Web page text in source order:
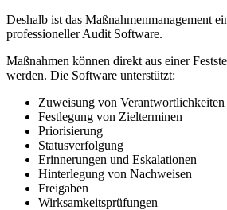
Deshalb ist das Maßnahmenmanagement
professioneller Audit Software.
Maßnahmen können direkt aus einer
werden. Die Software unterstützt:
Zuweisung von Verantwortlichkeiten
Festlegung von Zielterminen
Priorisierung
Statusverfolgung
Erinnerungen und Eskalationen
Hinterlegung von Nachweisen
Freigaben
Wirksamkeitsprüfungen